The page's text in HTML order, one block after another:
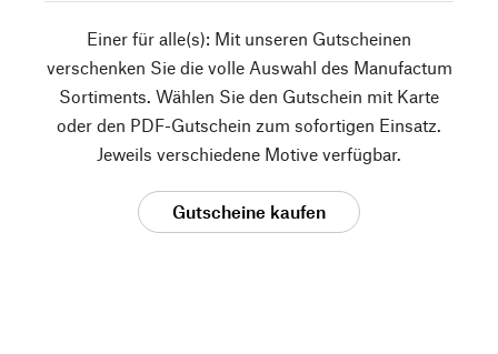
Einer für alle(s): Mit unseren Gutscheinen
verschenken Sie die volle Auswahl des Manufactum
Sortiments. Wählen Sie den Gutschein mit Karte
oder den PDF-Gutschein zum sofortigen Einsatz.
Jeweils verschiedene Motive verfügbar.
Gutscheine kaufen